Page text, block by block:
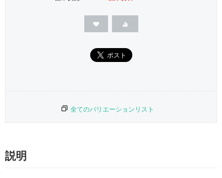
全てのバリエーションリスト
説明